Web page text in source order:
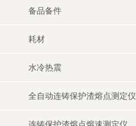
备品备件
耗材
水冷热震
全自动连铸保护渣熔点测定仪